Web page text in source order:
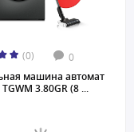
(0) 0
машина автомат
3.80GR (8 ...